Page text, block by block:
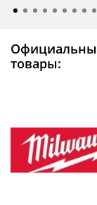
товары: